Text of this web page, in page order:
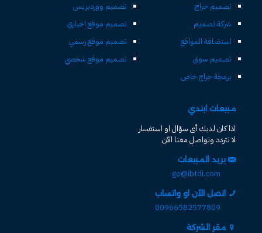
تصميم حراج
شركة تصميم
استضافة المواقع
تصميم سوق
برمجة حراج خاص
تصميم ووردبريس
تصميم موقع اخباري
تصميم موقع رسمي
تصميم موقع شخصي
مبيعات ابتدي
اذا كان لديك أى سؤال او استفسار
لا تتردد وتواصل معنا الآن
بريد المبيعات
go@ibtdi.com
اتصل الآن او واتساب
00966582577809
مقر الشركة